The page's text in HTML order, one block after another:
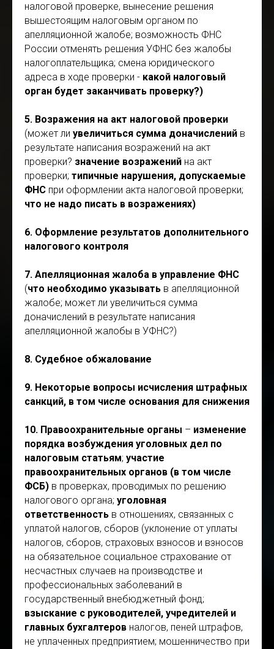
налоговой проверке, вынесение решения
вышестоящим налоговым органом по
апелляционной жалобе; возможность ФНС
России отменять решения УФНС без жалобы
налогоплательщика; смена юридического
адреса в ходе проверки - какой налоговый
орган будет заканчивать проверку?)
5. Возражения на акт налоговой проверки
(может ли увеличиться сумма доначислений в
результате написания возражений на акт
проверки? значение возражений на акт
проверки; типичные нарушения, допускаемые
ФНС при оформлении акта налоговой проверки;
что не надо писать в возражениях)
6. Оформление результатов дополнительного
налогового контроля
7. Апелляционная жалоба в управление ФНС
(что необходимо указывать в апелляционной
жалобе; может ли увеличиться сумма
доначислений в результате написания
апелляционной жалобы в УФНС?)
8. Судебное обжалование
9. Некоторые вопросы исчисления штрафных
санкций, в том числе основания для снижения
10. Правоохранительные органы – изменение
порядка возбуждения уголовных дел по
налоговым статьям; участие
правоохранительных органов (в том числе
ФСБ) в проверках, проводимых по решению
налогового органа; уголовная
ответственность в отношениях, связанных с
уплатой налогов, сборов (уклонение от уплаты
налогов, сборов, страховых взносов и взносов
на обязательное социальное страхование от
несчастных случаев на производстве и
профессиональных заболеваний в
государственный внебюджетный фонд;
взыскание с руководителей, учредителей и
главных бухгалтеров налогов, пеней штрафов,
не уплаченных предприятием; мошенничество при